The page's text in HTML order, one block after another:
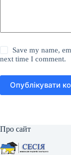
Save my name,
next time I comment.
Опублікувати
Про сайт